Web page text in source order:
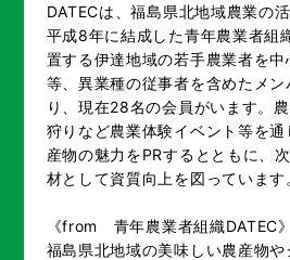
DATECは、福島県北地域農業の
平成8年に結成した青年農業者組
置する伊達地域の若手農業者を
等、異業種の従事者を含めたメ
り、現在28名の会員がいます。
狩りなど農業体験イベント等を
産物の魅力をPRするとともに、
材として資質向上を図っています
《from 青年農業者組織DATEC》
福島県北地域の美味しい農産物